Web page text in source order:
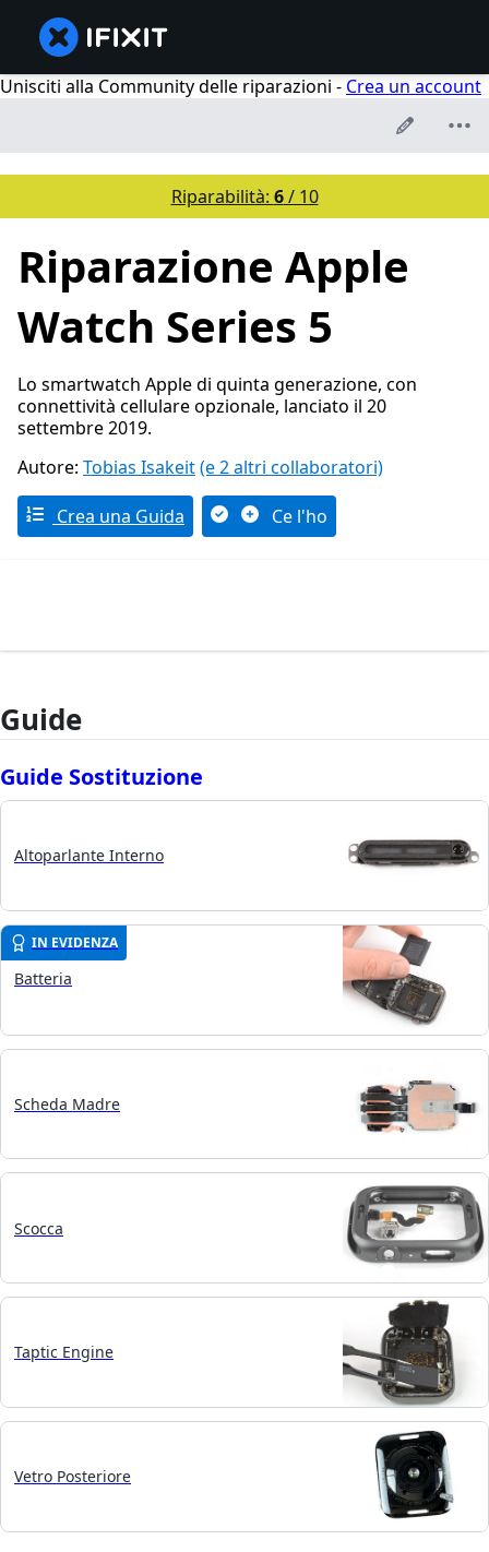
Unisciti alla Community delle riparazioni - Crea un account
Riparabilità: 6/ 10
Riparazione Apple
Watch Series 5
Lo smartwatch Apple di quinta generazione, con
connettività cellulare opzionale, lanciato il 20
settembre 2019.
Autore: Tobias Isakeit(e 2 altri collaboratori)
Crea una Guida Ce l'ho
Guide
Guide Sostituzione
Altoparlante Interno
IN EVIDENZA
Batteria
Scheda Madre
Scocca
Taptic Engine
Vetro Posteriore